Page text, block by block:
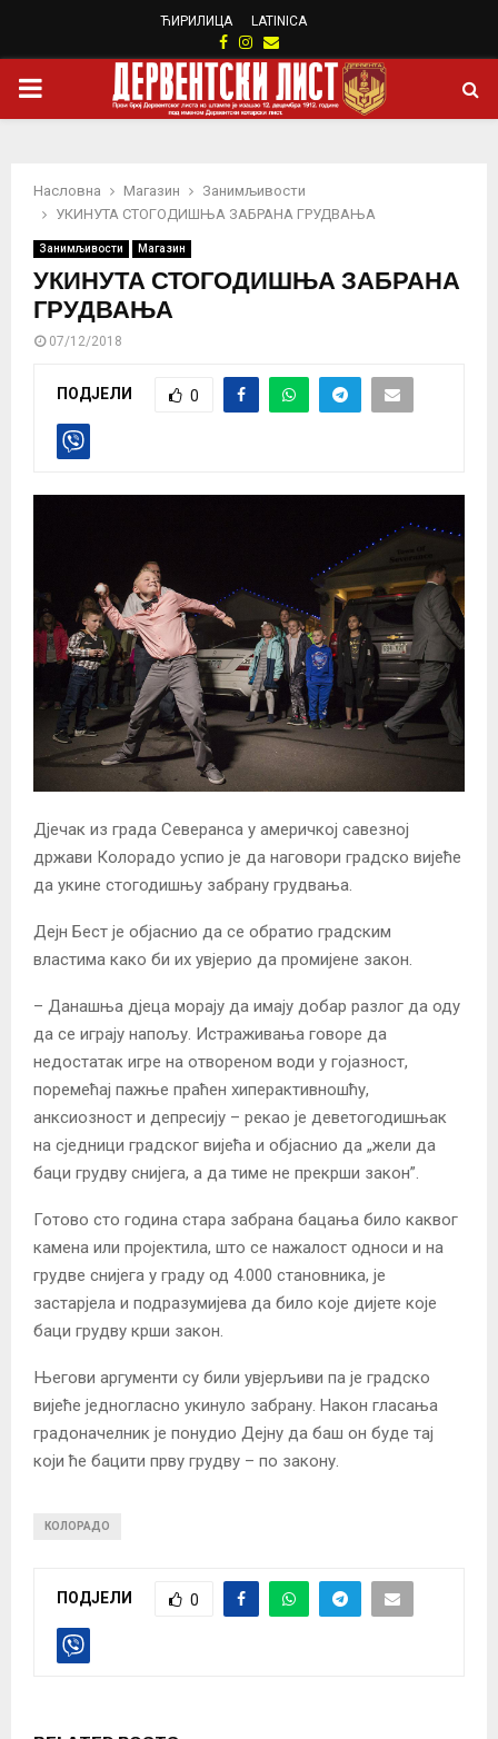
ЋИРИЛИЦА LATINICA
Facebook
Instagram
Email
PRIMARY
Насловна Магазин
Занимљивости
УКИНУТА СТОГОДИШЊА ЗАБРАНА ГРУДВАЊА
Занимљивости Магазин
УКИНУТА СТОГОДИШЊА ЗАБРАНА
ГРУДВАЊА
07/12/2018
ПОДЈЕЛИ 0
Дјечак из града Северанса у америчкој савезној
држави Колорадо успио је да наговори градско вијеће
да укине стогодишњу забрану грудвања.
Дејн Бест је објаснио да се обратио градским
властима како би их увјерио да промијене закон.
– Данашња дјеца морају да имају добар разлог да оду
да се играју напољу. Истраживања говоре да
недостатак игре на отвореном води у гојазност,
поремећај пажње праћен хиперактивношћу,
анксиозност и депресију – рекао је деветогодишњак
на сједници градског вијећа и објаснио да „жели да
баци грудву снијега, а да тиме не прекрши закон”.
Готово сто година стара забрана бацања било каквог
камена или пројектила, што се нажалост односи и на
грудве снијега у граду од 4.000 становника, је
застарјела и подразумијева да било које дијете које
баци грудву крши закон.
Његови аргументи су били увјерљиви па је градско
вијеће једногласно укинуло забрану. Након гласања
градоначелник је понудио Дејну да баш он буде тај
који ће бацити прву грудву – по закону.
КОЛОРАДО
ПОДЈЕЛИ 0